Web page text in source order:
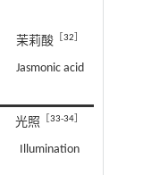
茉莉酸［ 32
Jasmonic acid
光照 ［33-34
Illumination